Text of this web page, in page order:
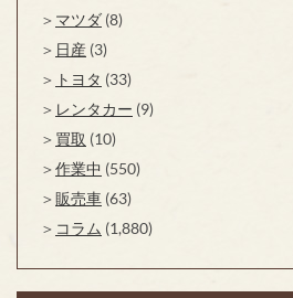
マツダ (8)
日産 (3)
トヨタ (33)
レンタカー (9)
買取 (10)
作業中 (550)
販売車 (63)
コラム (1,880)